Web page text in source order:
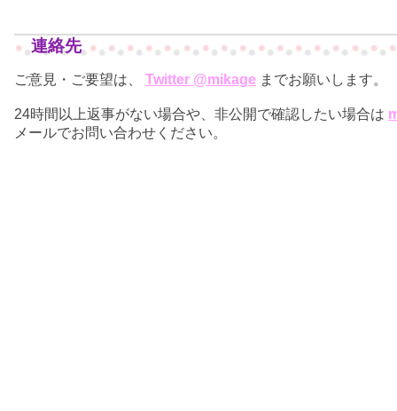
連絡先
ご意見・ご要望は、 Twitter @mikage までお願いします。
24時間以上返事がない場合や、非公開で確認したい場合は
メールでお問い合わせください。